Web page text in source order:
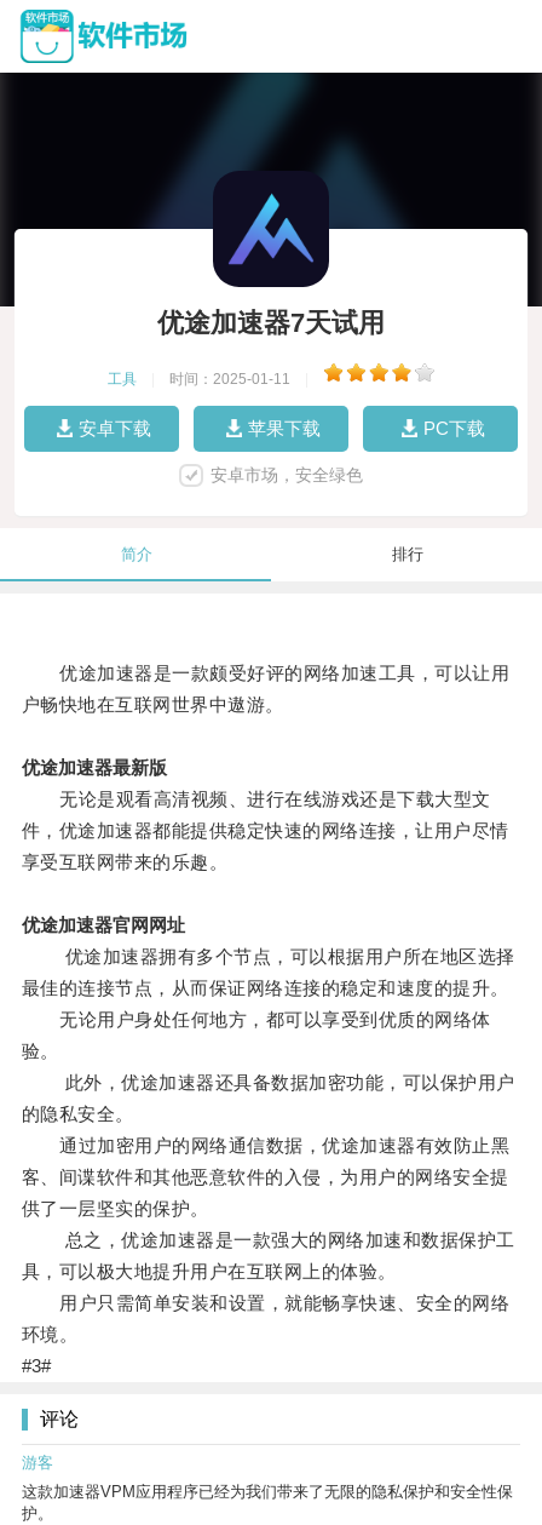
优途加速器7天试用
工具 时间：2025-01-11
安卓下载 苹果下载 PC下载
安卓市场，安全绿色
简介 排行
优途加速器是一款颇受好评的网络加速工具，可以让用
户畅快地在互联网世界中遨游。
优途加速器最新版
无论是观看高清视频、进行在线游戏还是下载大型文
件，优途加速器都能提供稳定快速的网络连接，让用户尽情
享受互联网带来的乐趣。
优途加速器官网网址
优途加速器拥有多个节点，可以根据用户所在地区选择
最佳的连接节点，从而保证网络连接的稳定和速度的提升。
无论用户身处任何地方，都可以享受到优质的网络体
验。
此外，优途加速器还具备数据加密功能，可以保护用户
的隐私安全。
通过加密用户的网络通信数据，优途加速器有效防止黑
客、间谍软件和其他恶意软件的入侵，为用户的网络安全提
供了一层坚实的保护。
总之，优途加速器是一款强大的网络加速和数据保护工
具，可以极大地提升用户在互联网上的体验。
用户只需简单安装和设置，就能畅享快速、安全的网络
环境。
#3#
评论
游客
这款加速器VPM应用程序已经为我们带来了无限的隐私保护和安全性保
护。